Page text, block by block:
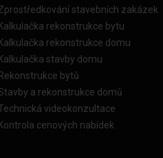
stavebních zakázek
Kalkulačka rekonstrukce bytu
Kalkulačka rekonstrukce domu
Kalkulačka stavby domu
Rekonstrukce bytů
a rekonstrukce domů
videokonzultace
Kontrola cenových nabídek